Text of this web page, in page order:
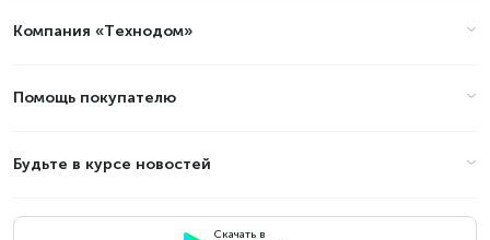
Компания «Технодом»
Помощь покупателю
Будьте в курсе новостей
Скачать в